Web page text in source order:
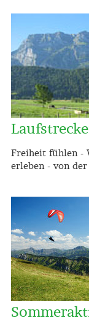
Freiheit fühlen -
erleben - von